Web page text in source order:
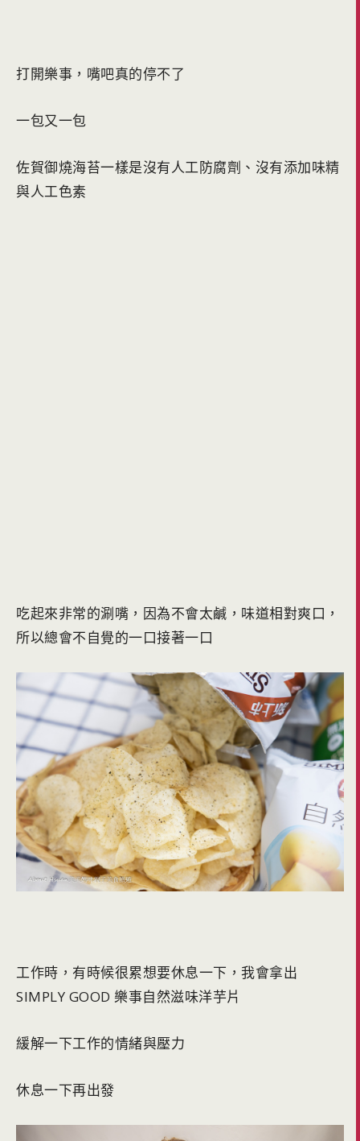
打開樂事，嘴吧真的停不了
一包又一包
佐賀御燒海苔一樣是沒有人工防腐劑、沒有添加味精
與人工色素
吃起來非常的涮嘴，因為不會太鹹，味道相對爽口，
所以總會不自覺的一口接著一口
工作時，有時候很累想要休息一下，我會拿出
SIMPLY GOOD 樂事自然滋味洋芋片
緩解一下工作的情緒與壓力
休息一下再出發